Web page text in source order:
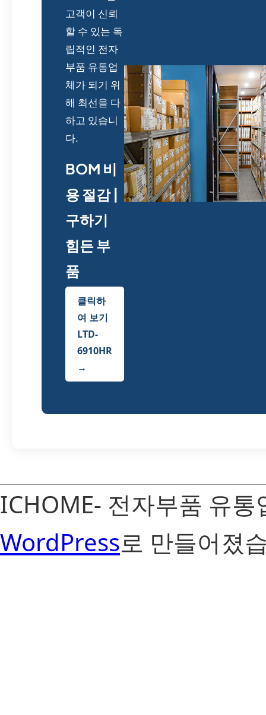
고객이 신뢰
할 수 있는 독
립적인 전자
부품 유통업
체가 되기 위
해 최선을 다
하고 있습니
다.
BOM 비
용 절감 |
구하기
힘든 부
품
클릭하
여 보기
LTD-
6910HR
→
ICHOME- 전자부품 유
WordPress로 만들어졌